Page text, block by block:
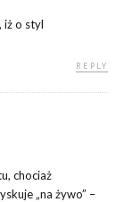
iż o styl
REPLY
chociaż
„na żywo” –